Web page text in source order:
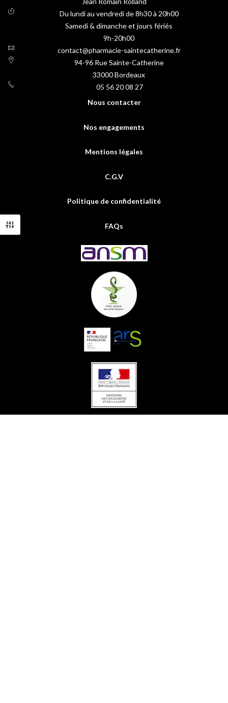
Du lundi au vendredi de 8h30 à 20h00
Samedi & dimanche et jours fériés
9h-20h00
contact@pharmacie-saintecatherine.fr
94-96 Rue Sainte-Catherine
33000Bordeaux
05 56 20 08 27
Nous contacter
Nos engagements
Mentions légales
C.G.V
Politique de confidentialité
FAQs